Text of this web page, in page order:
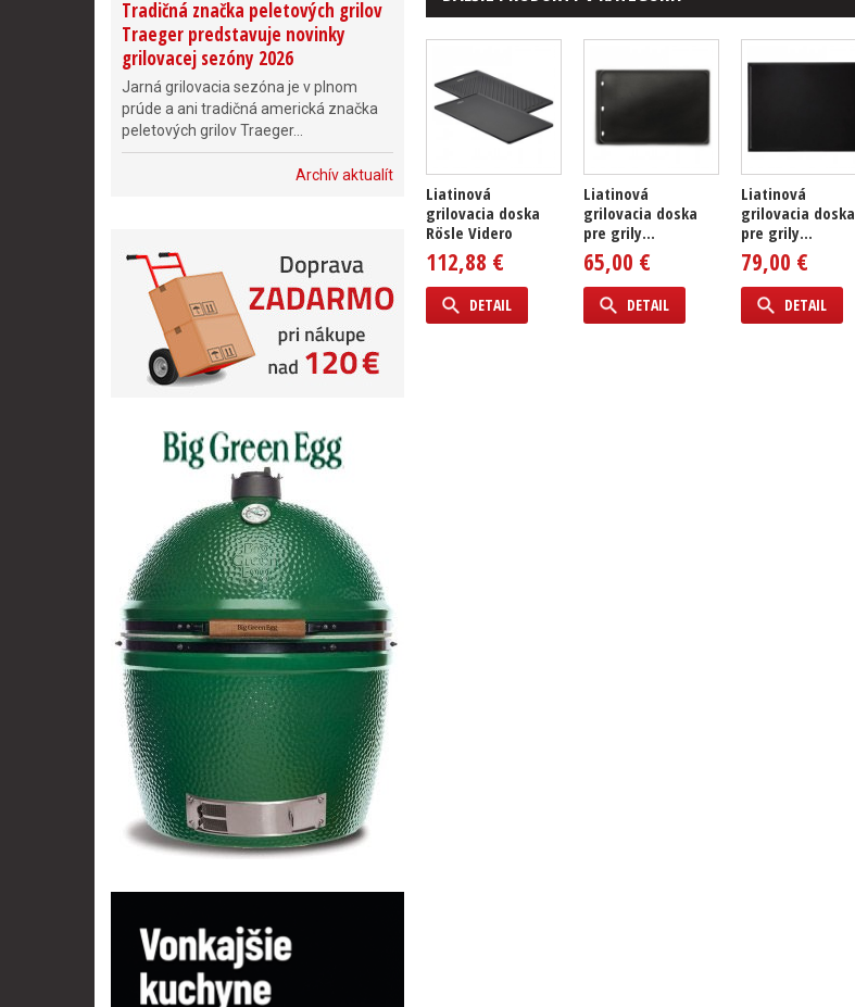
Liatinová
grilovacia doska
Rösle Videro
112,88 €
DETAIL
Liatinová
grilovacia doska
pre grily...
65,00 €
DETAIL
Liatinová
grilovacia doska
pre grily...
79,00 €
DETAIL
Tradičná značka peletových grilov
Traeger predstavuje novinky
grilovacej sezóny 2026
Jarná grilovacia sezóna je v plnom
prúde a ani tradičná americká značka
peletových grilov Traeger...
Archív aktualít